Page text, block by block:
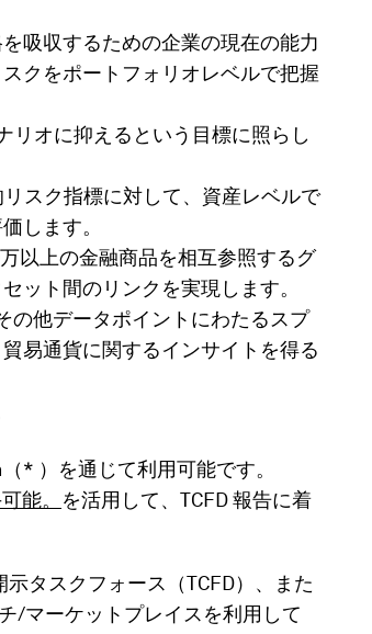
吸収するための企業の現在の能力
クをポートフォリオレベルで把握
リオに抑えるという目標に照らし
スク指標に対して、資産レベルで
します。
以上の金融商品を相互参照するグ
ット間のリンクを実現します。
の他データポイントにわたるスプ
易通貨に関するインサイトを得る
* ）を通じて利用可能です。
能。
を活用して、TCFD 報告に着
タスクフォース（TCFD）、また
/マーケットプレイスを利用して